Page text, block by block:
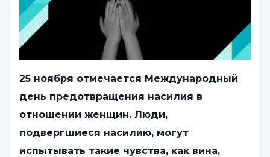
25 ноября отмечается Международный
день предотвращения насилия в
отношении женщин. Люди,
подвергшиеся насилию, могут
испытывать такие чувства, как вина,